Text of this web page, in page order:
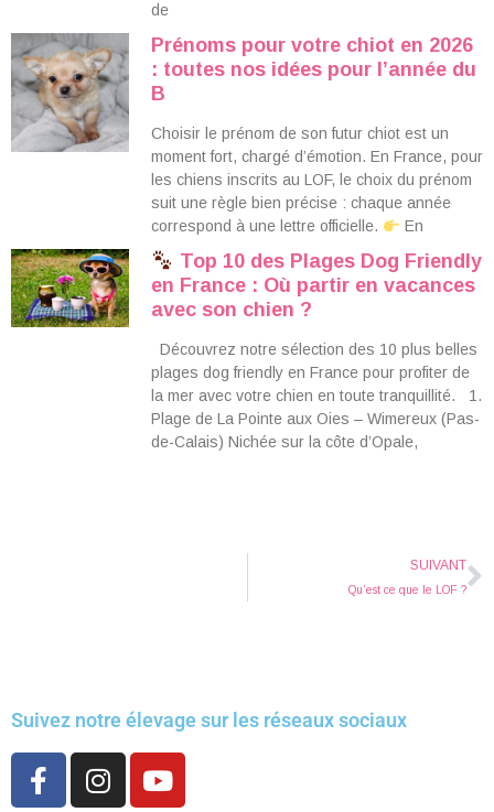
de
Prénoms pour votre chiot en 2026
: toutes nos idées pour l’année du
B
Choisir le prénom de son futur chiot est un
moment fort, chargé d’émotion. En France, pour
les chiens inscrits au LOF, le choix du prénom
suit une règle bien précise : chaque année
correspond à une lettre officielle.
En
Top 10 des Plages Dog Friendly
en France : Où partir en vacances
avec son chien ?
Découvrez notre sélection des 10 plus belles
plages dog friendly en France pour profiter de
la mer avec votre chien en toute tranquillité. 1.
Plage de La Pointe aux Oies – Wimereux (Pas-
de-Calais) Nichée sur la côte d’Opale,
SUIVANT
Qu’est ce que le LOF ?
Suivez notre élevage sur les réseaux sociaux